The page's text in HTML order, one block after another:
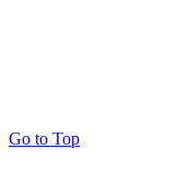
Go to Top